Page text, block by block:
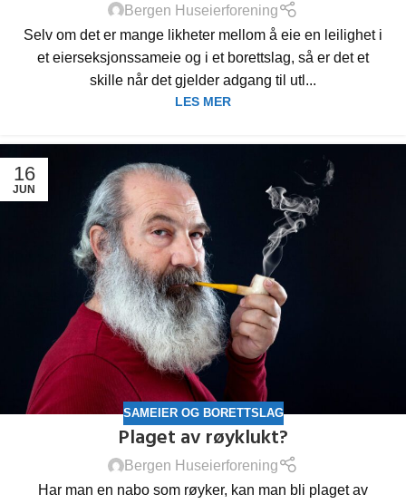
Bergen Huseierforening
Selv om det er mange likheter mellom å eie en leilighet i
et eierseksjonssameie og i et borettslag, så er det et
skille når det gjelder adgang til utl...
LES MER
16
JUN
SAMEIER OG BORETTSLAG
Plaget av røyklukt?
Bergen Huseierforening
Har man en nabo som røyker, kan man bli plaget av